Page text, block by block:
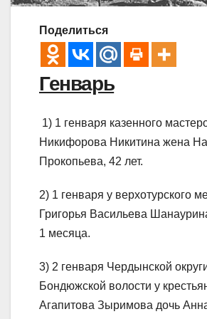
Поделиться
Генварь
1) 1 генваря казенного
Никифорова Никитина жена
Прокопьева, 42 лет.
2) 1 генваря у верхотурского
Григорья Васильева
1 месяца.
3) 2 генваря Чердынской
Бондюжской волости у
Агапитова Зыримова дочь